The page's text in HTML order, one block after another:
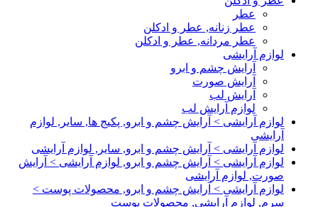
عطر
عطر زنانه, عطر و ادکلن
عطر مردانه, عطر و ادکلن
لوازم آرایشی
آرایش چشم و ابرو
آرایش صورت
آرایش لب
لوازم آرایش لب
لوازم آرایشی > آرایش چشم و ابرو, پکیج ها, سایر, لوازم
آرایشی
لوازم آرایشی > آرایش چشم و ابرو, سایر, لوازم آرایشی
لوازم آرایشی > آرایش چشم و ابرو, لوازم آرایشی > آرایش
صورت, لوازم آرایشی
لوازم آرایشی > آرایش چشم و ابرو, محصولات پوست >
سرم, لوازم آرایشی, محصولات پوست